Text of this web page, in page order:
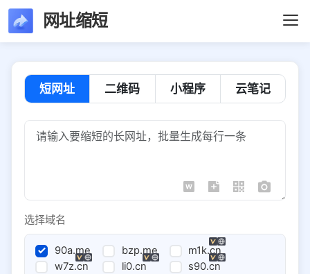
网址缩短
短网址 二维码 小程序 云笔记
选择域名
90a.me bzp.me
m1k.cn
w7z.cn
li0.cn s90.cn